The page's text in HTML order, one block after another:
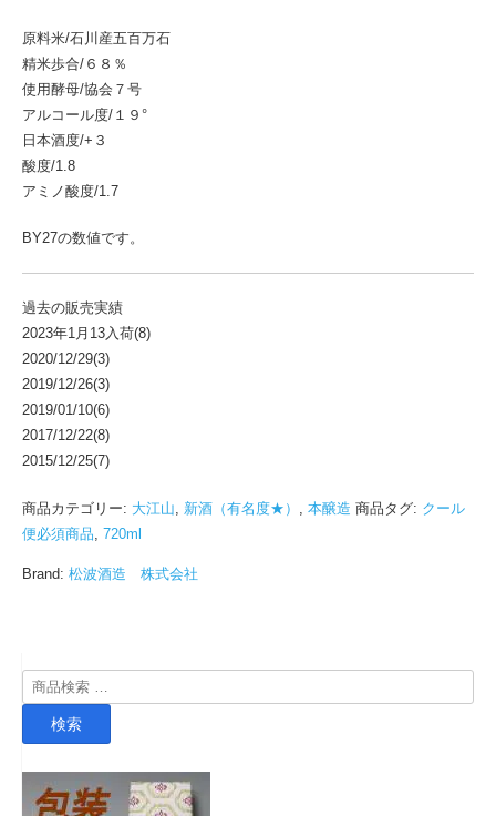
原料米/石川産五百万石
精米歩合/６８％
使用酵母/協会７号
アルコール度/１９°
日本酒度/+３
酸度/1.8
アミノ酸度/1.7
BY27の数値です。
過去の販売実績
2023年1月13入荷(8)
2020/12/29(3)
2019/12/26(3)
2019/01/10(6)
2017/12/22(8)
2015/12/25(7)
商品カテゴリー: 大江山 新酒（有名度★） 本醸造 商品タグ: クール
便必須商品 720ml
Brand: 松波酒造 株式会社
検
索
検索